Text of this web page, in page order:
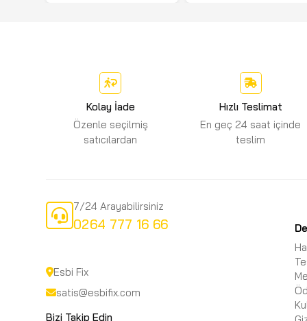
Kolay İade
Özenle seçilmiş
satıcılardan
Hızlı Teslimat
En geç 24 saat içinde
teslim
7/24 Arayabilirsiniz
0264 777 16 66
Esbi Fix
satis@esbifix.com
Bizi Takip Edin